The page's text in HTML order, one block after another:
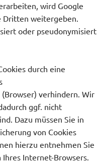
wird Google
Dritten weitergeben.
oder pseudonymisiert
durch eine
verhindern. Wir
ggf. nicht
Dazu müssen Sie in
von Cookies
hierzu entnehmen Sie
Internet-Browsers.